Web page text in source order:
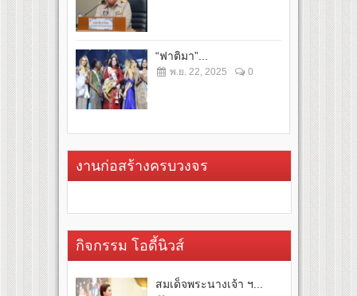
“ฟาติมา”...
พ.ย. 22, 2025 0
งานก่อสร้างครบวงจร
กิจกรรม โอดี้นิวส์
สมเด็จพระนางเจ้า ฯ...